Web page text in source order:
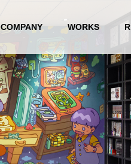
COMPANY WORKS